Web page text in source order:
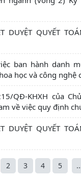
DUYỆT QUYẾT
ban hành danh
học và công nghệ
QĐ-KHXH của
về việc quy định
DUYỆT QUYẾT
2 3 4 5